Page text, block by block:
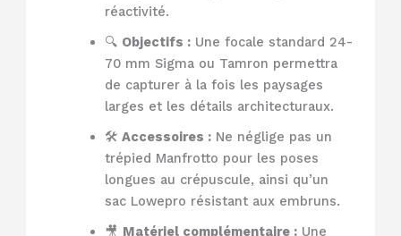
réactivité.
🔍 Objectifs :Une focale standard 24-
70 mm Sigma ou Tamron permettra
de capturer à la fois les paysages
larges et les détails architecturaux.
🛠️ Accessoires :Ne néglige pas un
trépied Manfrotto pour les poses
longues au crépuscule, ainsi qu’un
sac Lowepro résistant aux embruns.
🎥 Matériel complémentaire :Une